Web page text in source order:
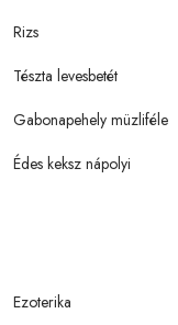
Rizs
Tészta levesbetét
Gabonapehely müzliféle
Édes keksz nápolyi
Ezoterika